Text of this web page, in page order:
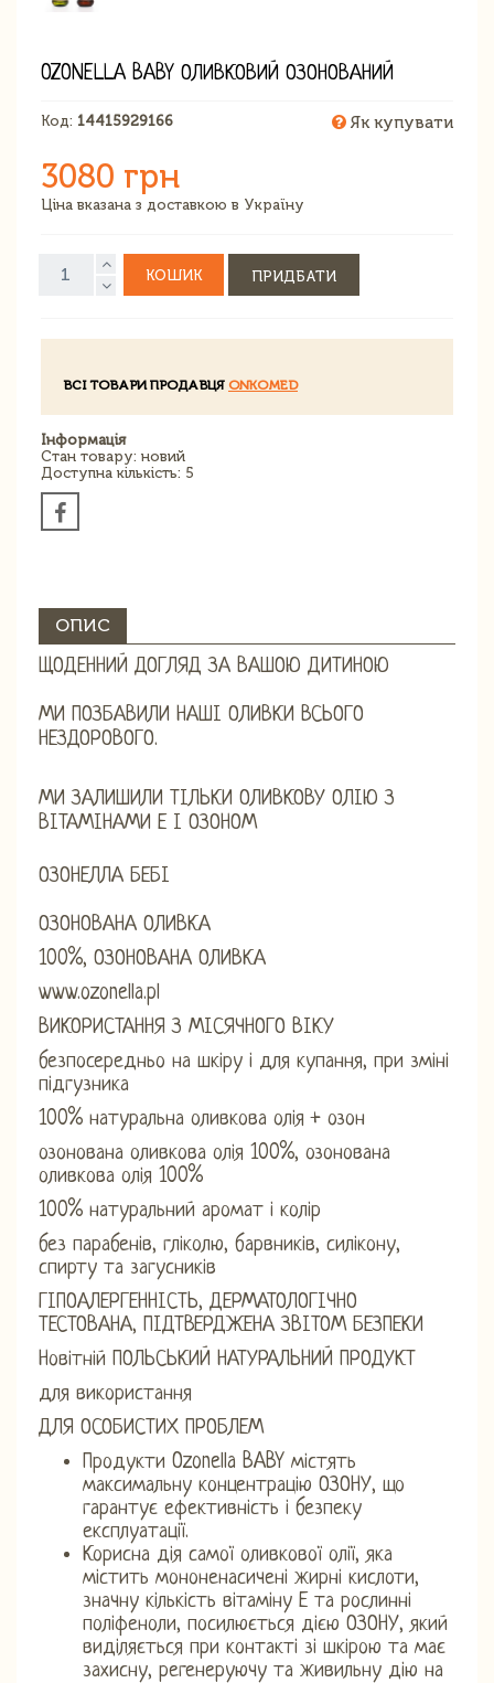
OZONELLA BABY ОЛИВКОВИЙ ОЗОНОВАНИЙ
Код: 14415929166 Як купувати
3080 грн
Ціна вказана з доставкою в Україну
КОШИК ПРИДБАТИ
ВСІ ТОВАРИ ПРОДАВЦЯ ONKOMED
Інформація
Стан товару: новий
Доступна кількість: 5
ОПИС
ЩОДЕННИЙ ДОГЛЯД ЗА ВАШОЮ ДИТИНОЮ
МИ ПОЗБАВИЛИ НАШІ ОЛИВКИ ВСЬОГО
НЕЗДОРОВОГО.
МИ ЗАЛИШИЛИ ТІЛЬКИ ОЛИВКОВУ ОЛІЮ З
ВІТАМІНАМИ Е І ОЗОНОМ
ОЗОНЕЛЛА БЕБІ
ОЗОНОВАНА ОЛИВКА
100%, ОЗОНОВАНА ОЛИВКА
www.ozonella.pl
ВИКОРИСТАННЯ З МІСЯЧНОГО ВІКУ
безпосередньо на шкіру і для купання, при зміні
підгузника
100% натуральна оливкова олія + озон
озонована оливкова олія 100%, озонована
оливкова олія 100%
100% натуральний аромат і колір
без парабенів, гліколю, барвників, силікону,
спирту та загусників
ГІПОАЛЕРГЕННІСТЬ, ДЕРМАТОЛОГІЧНО
ТЕСТОВАНА, ПІДТВЕРДЖЕНА ЗВІТОМ БЕЗПЕКИ
Новітній ПОЛЬСЬКИЙ НАТУРАЛЬНИЙ ПРОДУКТ
для використання
ДЛЯ ОСОБИСТИХ ПРОБЛЕМ
Продукти Ozonella BABY містять
максимальну концентрацію ОЗОНУ, що
гарантує ефективність і безпеку
експлуатації.
Корисна дія самої оливкової олії, яка
містить мононенасичені жирні кислоти,
значну кількість вітаміну Е та рослинні
поліфеноли, посилюється дією ОЗОНУ, який
виділяється при контакті зі шкірою та має
захисну, регенеруючу та живильну дію на